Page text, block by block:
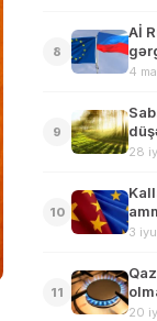
8
Aİ
4
9
28
10
3
11
20